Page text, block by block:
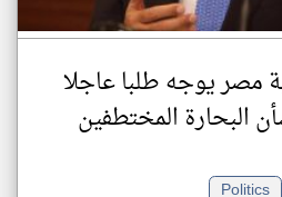
مصر يوجه طلبا عاجلا
البحارة المختطفين
Politics